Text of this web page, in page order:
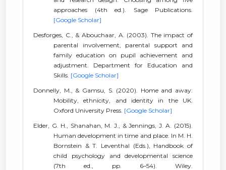
approaches (4th ed.). Sage Publications.
[Google Scholar]
Desforges, C., & Abouchaar, A. (2003). The impact of
parental involvement, parental support and
family education on pupil achievement and
adjustment. Department for Education and
Skills. [Google Scholar]
Donnelly, M., & Gamsu, S. (2020). Home and away:
Mobility, ethnicity, and identity in the UK.
Oxford University Press. [Google Scholar]
Elder, G. H., Shanahan, M. J., & Jennings, J. A. (2015).
Human development in time and place. In M. H.
Bornstein & T. Leventhal (Eds.), Handbook of
child psychology and developmental science
(7th ed., pp. 6–54). Wiley.